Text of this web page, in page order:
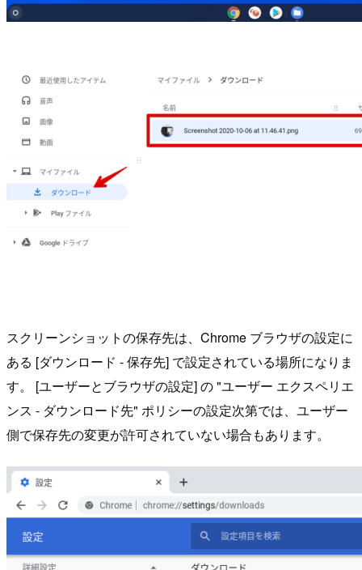
スクリーンショットの保存先は、Chrome ブラウザの設定に
ある [ダウンロード - 保存先] で設定されている場所になりま
す。 [ユーザーとブラウザの設定] の "ユーザー エクスペリエ
ンス - ダウンロード先" ポリシーの設定次第では、ユーザー
側で保存先の変更が許可されていない場合もあります。